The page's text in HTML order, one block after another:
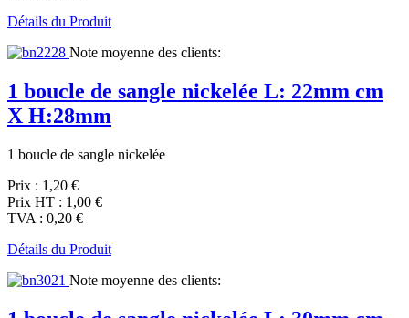
Détails du Produit
Note moyenne des clients:
1 boucle de sangle nickelée L: 22mm cm
X H:28mm
1 boucle de sangle nickelée
Prix : 1,20 €
Prix HT : 1,00 €
TVA : 0,20 €
Détails du Produit
Note moyenne des clients: